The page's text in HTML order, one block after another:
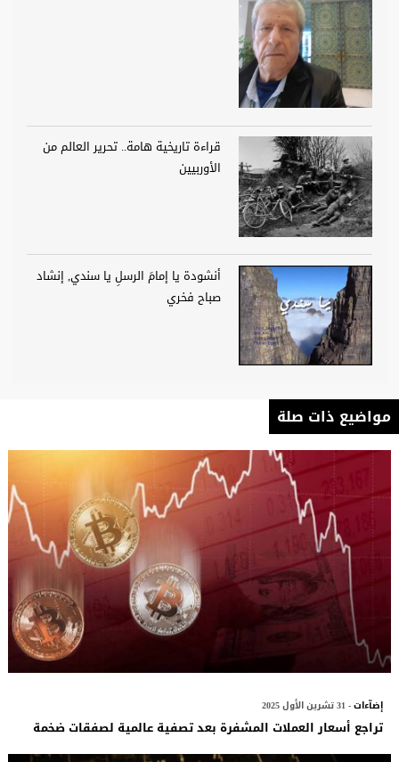
قراءة تاريخية هامة.. تحرير العالم من
الأوربيين
أنشودة يا إمامَ الرسلِ يا سندي, إنشاد
صباح فخري
مواضيع ذات صلة
إضآءات- 31 تشرين الأول 2025
تراجع أسعار العملات المشفرة بعد تصفية عالمية لصفقات ضخمة